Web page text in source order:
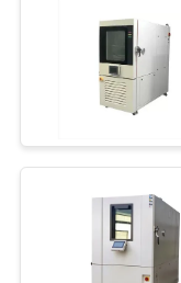
ΠΟΙΟΤΙΚΌΣ
ΈΛΕΓΧΟΣ
ΜΑΣ